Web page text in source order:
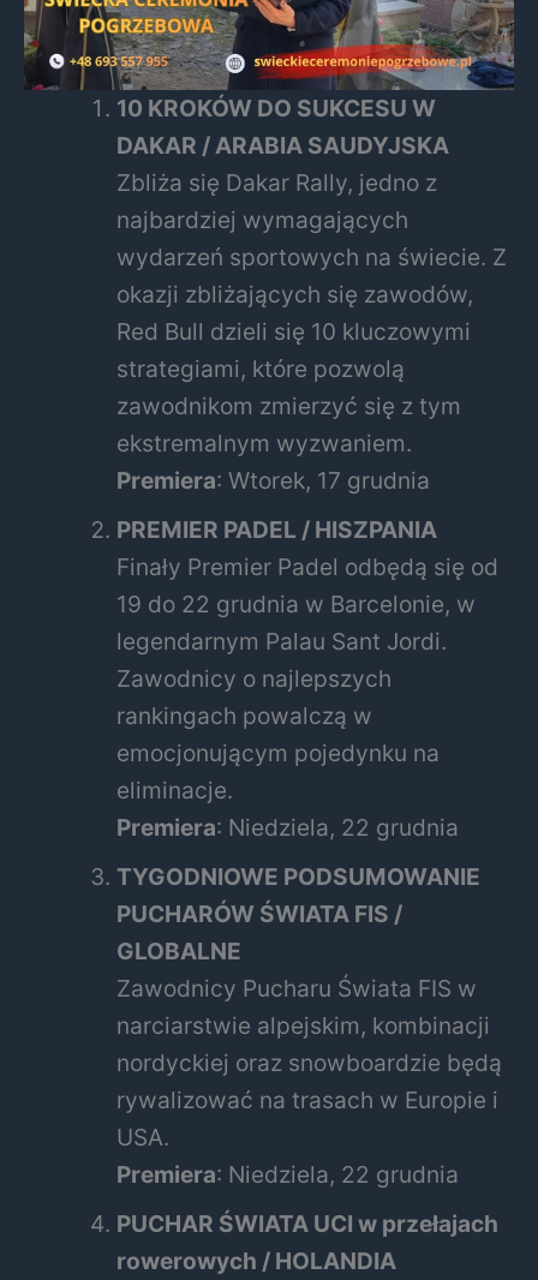
10 KROKÓW DO SUKCESU W
DAKAR / ARABIA SAUDYJSKA
Zbliża się Dakar Rally, jedno z
najbardziej wymagających
wydarzeń sportowych na świecie. Z
okazji zbliżających się zawodów,
Red Bull dzieli się 10 kluczowymi
strategiami, które pozwolą
zawodnikom zmierzyć się z tym
ekstremalnym wyzwaniem.
Premiera: Wtorek, 17 grudnia
PREMIER PADEL / HISZPANIA
Finały Premier Padel odbędą się od
19 do 22 grudnia w Barcelonie, w
legendarnym Palau Sant Jordi.
Zawodnicy o najlepszych
rankingach powalczą w
emocjonującym pojedynku na
eliminacje.
Premiera: Niedziela, 22 grudnia
TYGODNIOWE PODSUMOWANIE
PUCHARÓW ŚWIATA FIS /
GLOBALNE
Zawodnicy Pucharu Świata FIS w
narciarstwie alpejskim, kombinacji
nordyckiej oraz snowboardzie będą
rywalizować na trasach w Europie i
USA.
Premiera: Niedziela, 22 grudnia
PUCHAR ŚWIATA UCI w przełajach
rowerowych / HOLANDIA